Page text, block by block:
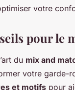
votre
pour le
du mix and
votre garde-
et motifs pour